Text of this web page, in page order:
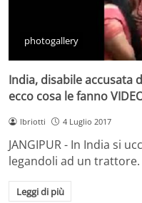
photogallery
India, disabile accusata
ecco cosa le fanno
lbriotti 4 Luglio 2017
JANGIPUR - In India si
legandoli ad un trattore.
Leggi di più